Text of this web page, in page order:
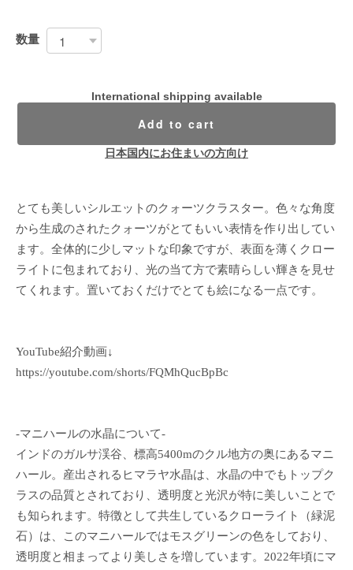
数量
International shipping available
Add to cart
日本国内にお住まいの方向け
とても美しいシルエットのクォーツクラスター。色々な角度
から生成のされたクォーツがとてもいい表情を作り出してい
ます。全体的に少しマットな印象ですが、表面を薄くクロー
ライトに包まれており、光の当て方で素晴らしい輝きを見せ
てくれます。置いておくだけでとても絵になる一点です。
YouTube紹介動画↓
https://youtube.com/shorts/FQMhQucBpBc
-マニハールの水晶について-
インドのガルサ渓谷、標高5400mのクル地方の奥にあるマニ
ハール。産出されるヒマラヤ水晶は、水晶の中でもトップク
ラスの品質とされており、透明度と光沢が特に美しいことで
も知られます。特徴として共生しているクローライト（緑泥
石）は、このマニハールではモスグリーンの色をしており、
透明度と相まってより美しさを増しています。2022年頃にマ